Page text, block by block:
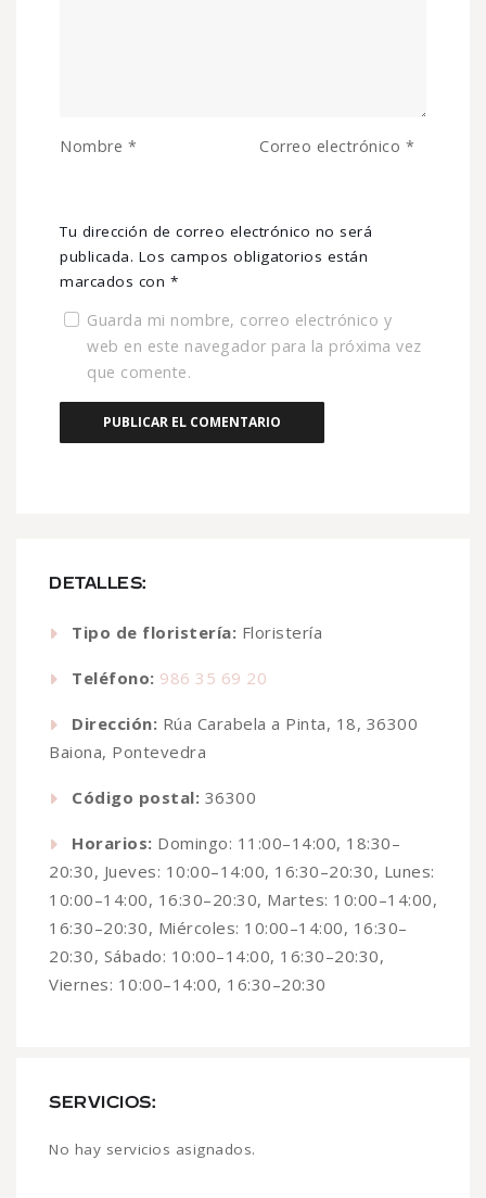
DETALLES:
Tipo de floristería: Floristería
Teléfono: 986 35 69 20
Dirección: Rúa Carabela a Pinta, 18, 36300
Baiona, Pontevedra
Código postal: 36300
Horarios: Domingo: 11:00–14:00, 18:30–
20:30, Jueves: 10:00–14:00, 16:30–20:30, Lunes:
10:00–14:00, 16:30–20:30, Martes: 10:00–14:00,
16:30–20:30, Miércoles: 10:00–14:00, 16:30–
20:30, Sábado: 10:00–14:00, 16:30–20:30,
Viernes: 10:00–14:00, 16:30–20:30
SERVICIOS:
No hay servicios asignados.
Tu dirección de correo electrónico no será
publicada. Los campos obligatorios están
marcados con *
Nombre * Correo electrónico *
Guarda mi nombre, correo electrónico y
web en este navegador para la próxima vez
que comente.